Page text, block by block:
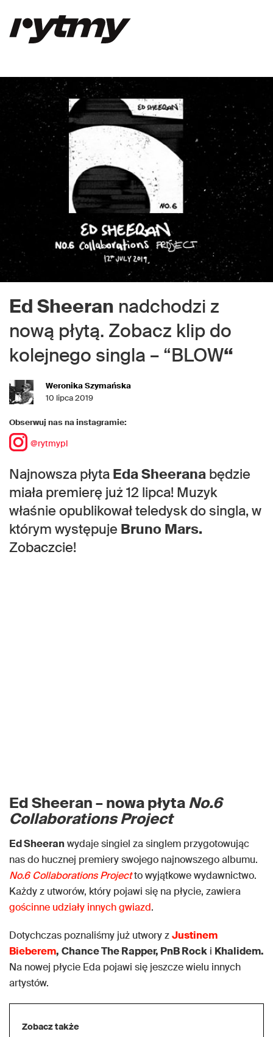
Ed Sheeran nadchodzi z
nową płytą. Zobacz klip do
kolejnego singla – “BLOW“
Weronika Szymańska
10 lipca 2019
Obserwuj nas na instagramie:
@rytmypl
Najnowsza płyta Eda Sheerana będzie
miała premierę już 12 lipca! Muzyk
właśnie opublikował teledysk do singla, w
którym występuje Bruno Mars.
Zobaczcie!
Ed Sheeran – nowa płytaNo.6
Collaborations Project
Ed Sheeranwydaje singiel za singlem przygotowując
nas do hucznej premiery swojego najnowszego albumu.
No.6 Collaborations Projectto wyjątkowe wydawnictwo.
Każdy z utworów, który pojawi się na płycie, zawiera
gościnne udziały innych gwiazd.
Dotychczas poznaliśmy już utwory zJustinem
Bieberem, Chance The Rapper, PnB Rock i Khalidem.
Na nowej płycie Eda pojawi się jeszcze wielu innych
artystów.
Zobacz także